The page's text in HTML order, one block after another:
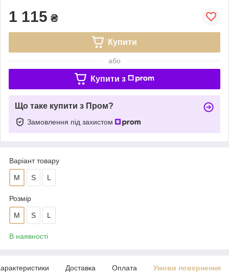
1 115 ₴
Купити
або
Купити з
Що таке купити з Пром?
Замовлення під захистом
Варіант товару
M S L
Розмір
M S L
В наявності
Доставка Оплата Умови повернення